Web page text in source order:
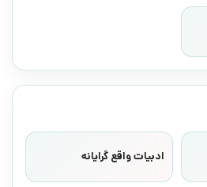
ادبیات واقع گرایانه